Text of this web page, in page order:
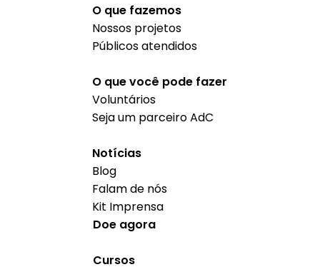
O que fazemos
Nossos projetos
Públicos atendidos
O que você pode fazer
Voluntários
Seja um parceiro AdC
Notícias
Blog
Falam de nós
Kit Imprensa
Doe agora
Cursos